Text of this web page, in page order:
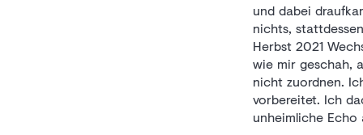
und dabei
nichts,
Herbst 2021
wie mir geschah,
nicht zuordnen.
vorbereitet. Ich
unheimliche